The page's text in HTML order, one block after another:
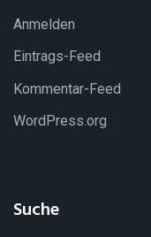
Anmelden
Eintrags-Feed
Kommentar-Feed
WordPress.org
Suche